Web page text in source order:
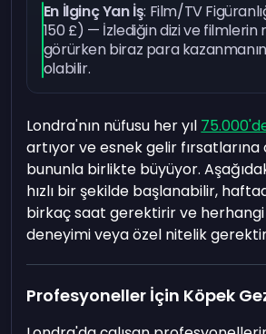
En İlginç Yan İş: Film/TV
150 £) — İzlediğin dizi ve filmlerin
görürken biraz para
olabilir.
Londra'nın nüfusu her yıl
artıyor ve esnek gelir
bununla birlikte büyüyor.
hızlı bir şekilde başlanabilir,
birkaç saat gerektirir ve
deneyimi veya özel nitelik
Profesyoneller İçin Köpek